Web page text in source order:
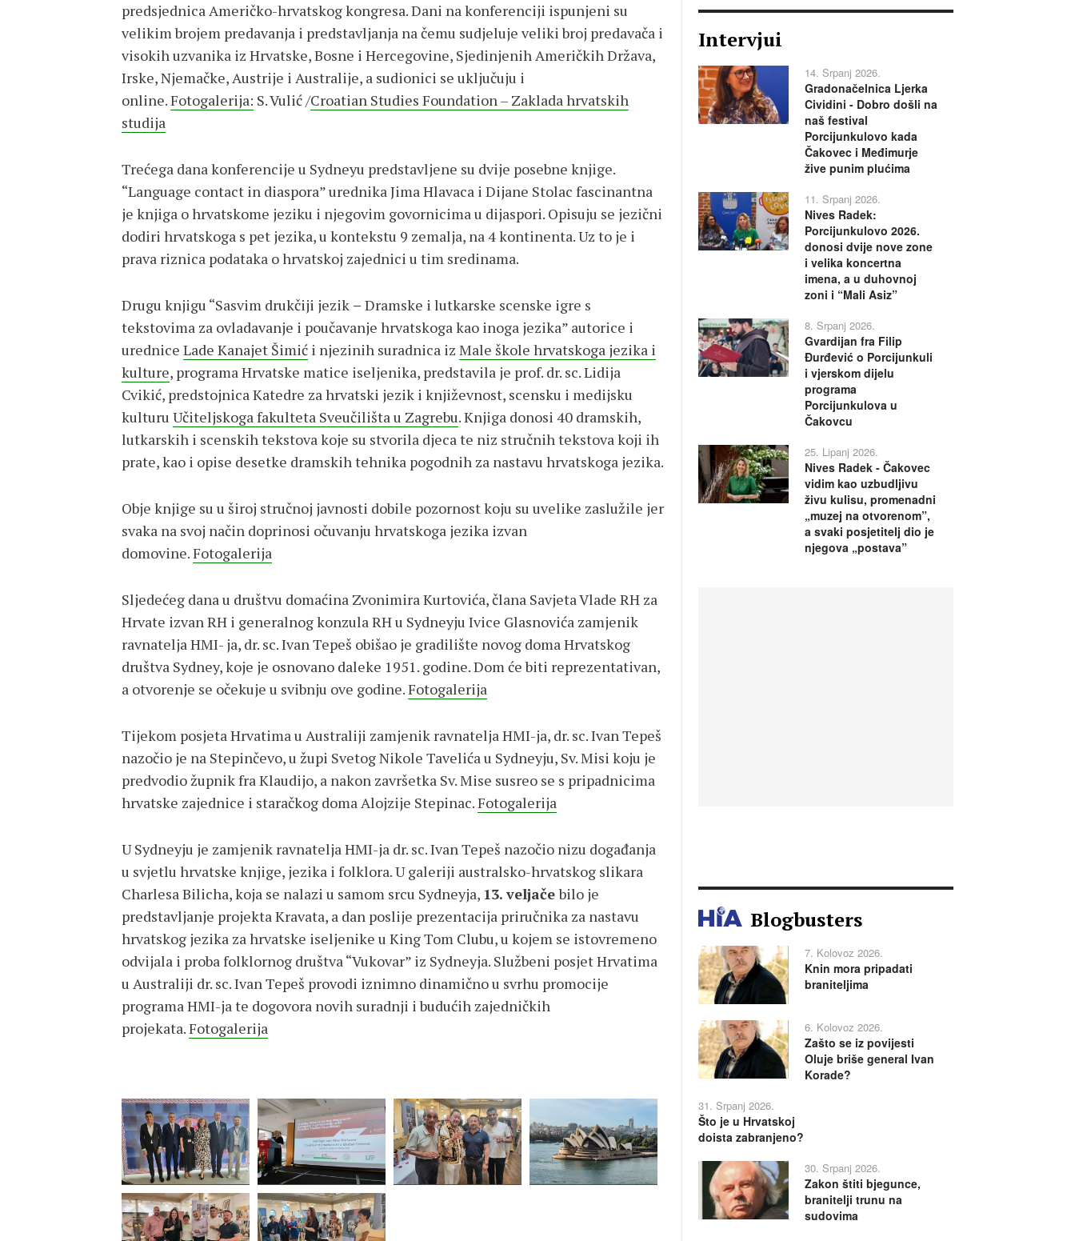
predsjednica Američko-hrvatskog kongresa. Dani na konferenciji ispunjeni su
velikim brojem predavanja i predstavljanja na čemu sudjeluje veliki broj predavača i
visokih uzvanika iz Hrvatske, Bosne i Hercegovine, Sjedinjenih Američkih Država,
Irske, Njemačke, Austrije i Australije, a sudionici se uključuju i
online.Fotogalerija: S. Vulić /Croatian Studies Foundation – Zaklada hrvatskih
studija
Trećega dana konferencije u Sydneyu predstavljene su dvije posebne knjige.
“Language contact in diaspora” urednika Jima Hlavaca i Dijane Stolac fascinantna
je knjiga o hrvatskome jeziku i njegovim govornicima u dijaspori. Opisuju se jezični
dodiri hrvatskoga s pet jezika, u kontekstu 9 zemalja, na 4 kontinenta. Uz to je i
prava riznica podataka o hrvatskoj zajednici u tim sredinama.
Drugu knjigu “Sasvim drukčiji jezik – Dramske i lutkarske scenske igre s
tekstovima za ovladavanje i poučavanje hrvatskoga kao inoga jezika” autorice i
urednice Lade Kanajet Šimić i njezinih suradnica iz Male škole hrvatskoga jezika i
kulture, programa Hrvatske matice iseljenika, predstavila je prof. dr. sc. Lidija
Cvikić, predstojnica Katedre za hrvatski jezik i književnost, scensku i medijsku
kulturu Učiteljskoga fakulteta Sveučilišta u Zagrebu. Knjiga donosi 40 dramskih,
lutkarskih i scenskih tekstova koje su stvorila djeca te niz stručnih tekstova koji ih
prate, kao i opise desetke dramskih tehnika pogodnih za nastavu hrvatskoga jezika.
Obje knjige su u široj stručnoj javnosti dobile pozornost koju su uvelike zaslužile jer
svaka na svoj način doprinosi očuvanju hrvatskoga jezika izvan
domovine.Fotogalerija
Sljedećeg dana u društvu domaćina Zvonimira Kurtovića, člana Savjeta Vlade RH za
Hrvate izvan RH i generalnog konzula RH u Sydneyju Ivice Glasnovića zamjenik
ravnatelja HMI- ja, dr. sc. Ivan Tepeš obišao je gradilište novog doma Hrvatskog
društva Sydney, koje je osnovano daleke 1951. godine. Dom će biti reprezentativan,
a otvorenje se očekuje u svibnju ove godine.Fotogalerija
Tijekom posjeta Hrvatima u Australiji zamjenik ravnatelja HMI-ja, dr. sc. Ivan Tepeš
nazočio je na Stepinčevo, u župi Svetog Nikole Tavelića u Sydneyju, Sv. Misi koju je
predvodio župnik fra Klaudijo, a nakon završetka Sv. Mise susreo se s pripadnicima
hrvatske zajednice i staračkog doma Alojzije Stepinac.Fotogalerija
U Sydneyju je zamjenik ravnatelja HMI-ja dr. sc. Ivan Tepeš nazočio nizu događanja
u svjetlu hrvatske knjige, jezika i folklora. U galeriji australsko-hrvatskog slikara
Charlesa Bilicha, koja se nalazi u samom srcu Sydneyja, 13. veljačebilo je
predstavljanje projekta Kravata, a dan poslije prezentacija priručnika za nastavu
hrvatskog jezika za hrvatske iseljenike u King Tom Clubu, u kojem se istovremeno
odvijala i proba folklornog društva “Vukovar” iz Sydneyja. Službeni posjet Hrvatima
u Australiji dr. sc. Ivan Tepeš provodi iznimno dinamično u svrhu promocije
programa HMI-ja te dogovora novih suradnji i budućih zajedničkih
projekata.Fotogalerija
Intervjui
14. Srpanj 2026.
Gradonačelnica Ljerka
Cividini - Dobro došli na
naš festival
Porcijunkulovo kada
Čakovec i Međimurje
žive punim plućima
11. Srpanj 2026.
Nives Radek:
Porcijunkulovo 2026.
donosi dvije nove zone
i velika koncertna
imena, a u duhovnoj
zoni i “Mali Asiz”
8. Srpanj 2026.
Gvardijan fra Filip
Đurđević o Porcijunkuli
i vjerskom dijelu
programa
Porcijunkulova u
Čakovcu
25. Lipanj 2026.
Nives Radek - Čakovec
vidim kao uzbudljivu
živu kulisu, promenadni
„muzej na otvorenom”,
a svaki posjetitelj dio je
njegova „postava”
Blogbusters
7. Kolovoz 2026.
Knin mora pripadati
braniteljima
6. Kolovoz 2026.
Zašto se iz povijesti
Oluje briše general Ivan
Korade?
31. Srpanj 2026.
Što je u Hrvatskoj
doista zabranjeno?
30. Srpanj 2026.
Zakon štiti bjegunce,
branitelji trunu na
sudovima